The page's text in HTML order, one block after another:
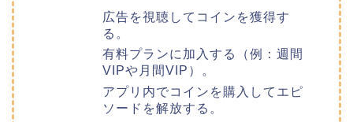
広告を視聴してコインを獲得す
る。
有料プランに加入する（例：週間
VIPや月間VIP）。
アプリ内でコインを購入してエピ
ソードを解放する。